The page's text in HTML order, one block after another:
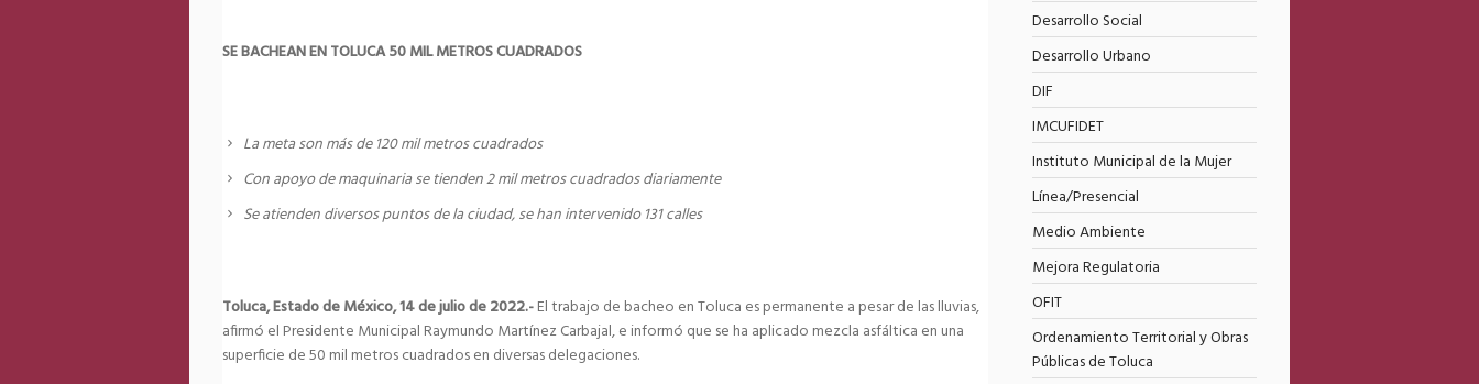
SE BACHEAN EN TOLUCA 50 MIL METROS CUADRADOS
La meta son más de 120 mil metros cuadrados
Con apoyo de maquinaria se tienden 2 mil metros cuadrados diariamente
Se atienden diversos puntos de la ciudad, se han intervenido 131 calles
Toluca, Estado de México, 14 de julio de 2022.-El trabajo de bacheo en Toluca es permanente a pesar de las lluvias,
afirmó el Presidente Municipal Raymundo Martínez Carbajal, e informó que se ha aplicado mezcla asfáltica en una
superficie de 50 mil metros cuadrados en diversas delegaciones.
Desarrollo Social
Desarrollo Urbano
DIF
IMCUFIDET
Instituto Municipal de la Mujer
Línea/Presencial
Medio Ambiente
Mejora Regulatoria
OFIT
Ordenamiento Territorial y Obras
Públicas de Toluca